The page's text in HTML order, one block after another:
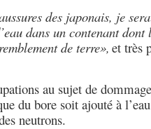
des japonais, je
dans un contenant
de terre»,et très
au sujet de
du bore soit ajouté à
neutrons.